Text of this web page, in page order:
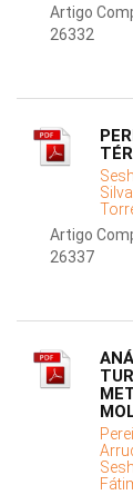
Artigo
26332
Artigo
26337